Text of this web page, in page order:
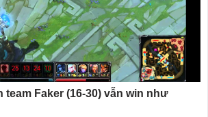
team Faker (16-30) vẫn win như